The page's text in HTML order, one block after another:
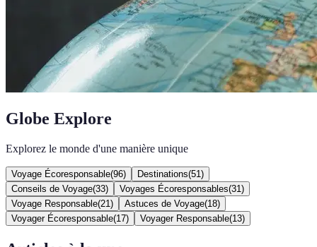
Globe Explore
Explorez le monde d'une manière unique
Voyage Écoresponsable(96) Destinations(51 )
Conseils de Voyage(33) Voyages Écoresponsables(31 )
Voyage Responsable(21 ) Astuces de Voyage(18)
Voyager Écoresponsable(17) Voyager Responsable(13)